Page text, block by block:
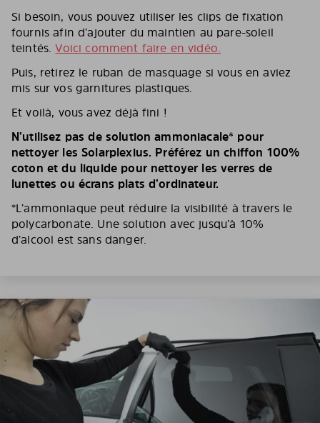
Si besoin, vous pouvez utiliser les clips de fixation
fournis afin d’ajouter du maintien au pare-soleil
teintés.Voici comment faire en vidéo.
Puis, retirez le ruban de masquage si vous en aviez
mis sur vos garnitures plastiques.
Et voilà, vous avez déjà fini !
N’utilisez pas de solution ammoniacale* pour
nettoyer les Solarplexius. Préférez un chiffon 100%
coton et du liquide pour nettoyer les verres de
lunettes ou écrans plats d’ordinateur.
*L’ammoniaque peut réduire la visibilité à travers le
polycarbonate. Une solution avec jusqu’à 10%
d’alcool est sans danger.